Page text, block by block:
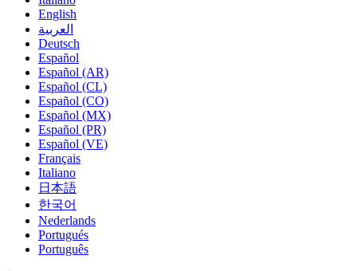
English
العربية
Deutsch
Español
Español (AR)
Español (CL)
Español (CO)
Español (MX)
Español (PR)
Español (VE)
Français
Italiano
日本語
한국어
Nederlands
Portugués
Português